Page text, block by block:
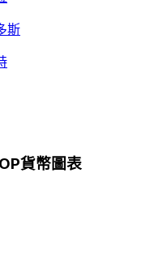
斯
貨幣圖表